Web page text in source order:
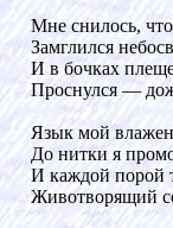
Мне снилось,
Замглился
И в бочках
Проснулся —
Язык мой
До нитки я
И каждой порой
Животворящий